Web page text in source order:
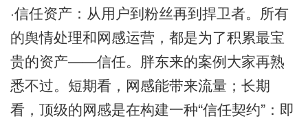
·信任资产：从用户到粉丝再到捍卫者。所有
的舆情处理和网感运营，都是为了积累最宝
贵的资产——信任。胖东来的案例大家再熟
悉不过。短期看，网感能带来流量；长期
看，顶级的网感是在构建一种“信任契约”：即